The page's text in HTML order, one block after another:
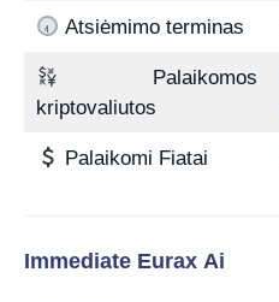
Atsiėmimo terminas
Palaikomos
kriptovaliutos
Palaikomi Fiatai
Immediate Eurax Ai